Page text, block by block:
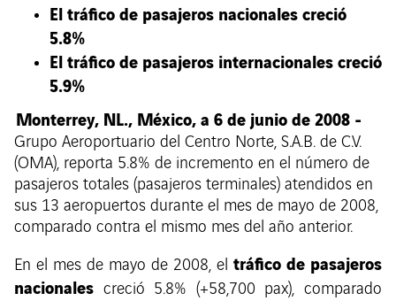
El tráfico de pasajeros nacionales creció
5.8%
El tráfico de pasajeros internacionales creció
5.9%
Monterrey, NL., México, a 6 de junio de 2008 -
Grupo Aeroportuario del Centro Norte, S.A.B. de C.V.
(OMA), reporta 5.8% de incremento en el número de
pasajeros totales (pasajeros terminales) atendidos en
sus 13 aeropuertos durante el mes de mayo de 2008,
comparado contra el mismo mes del año anterior.
En el mes de mayo de 2008, el tráfico de pasajeros
nacionales creció 5.8% (+58,700 pax), comparado